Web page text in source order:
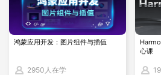
- LLDP (Link Layer Discovery
议。
鸿蒙应用开发：图片组件与插值
2950人在学
心课